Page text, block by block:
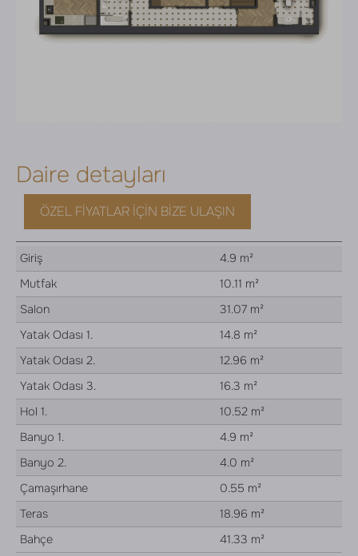
Daire detayları
ÖZEL FIYATLAR İÇIN BIZE ULAŞIN
Giriş
4.9 m²
Mutfak
10.11 m²
Salon
31.07 m²
Yatak Odası 1.
14.8 m²
Yatak Odası 2.
12.96 m²
Yatak Odası 3.
16.3 m²
Hol 1.
10.52 m²
Banyo 1.
4.9 m²
Banyo 2.
4.0 m²
Çamaşırhane
0.55 m²
Teras
18.96 m²
Bahçe
41.33 m²